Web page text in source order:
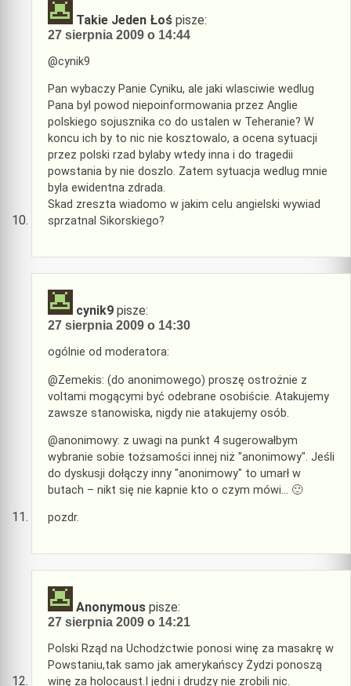
Takie Jeden Łoś pisze:
27 sierpnia 2009 o 14:44
@cynik9
Pan wybaczy Panie Cyniku, ale jaki wlasciwie wedlug
Pana byl powod niepoinformowania przez Anglie
polskiego sojusznika co do ustalen w Teheranie? W
koncu ich by to nic nie kosztowalo, a ocena sytuacji
przez polski rzad bylaby wtedy inna i do tragedii
powstania by nie doszlo. Zatem sytuacja wedlug mnie
byla ewidentna zdrada.
Skad zreszta wiadomo w jakim celu angielski wywiad
sprzatnal Sikorskiego?
cynik9 pisze:
27 sierpnia 2009 o 14:30
ogólnie od moderatora:
@Zemekis: (do anonimowego) proszę ostrożnie z
voltami mogącymi być odebrane osobiście. Atakujemy
zawsze stanowiska, nigdy nie atakujemy osób.
@anonimowy: z uwagi na punkt 4 sugerowałbym
wybranie sobie tożsamości innej niż "anonimowy". Jeśli
do dyskusji dołączy inny "anonimowy" to umarł w
butach – nikt się nie kapnie kto o czym mówi… 🙂
pozdr.
Anonymous pisze:
27 sierpnia 2009 o 14:21
Polski Rząd na Uchodżctwie ponosi winę za masakrę w
Powstaniu,tak samo jak amerykańscy Żydzi ponoszą
winę za holocaust.I jedni i drudzy nie zrobili nic.